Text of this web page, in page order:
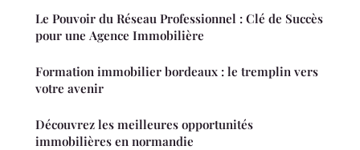
Le Pouvoir du Réseau Professionnel : Clé de Succès
pour une Agence Immobilière
Formation immobilier bordeaux : le tremplin vers
votre avenir
Découvrez les meilleures opportunités
immobilières en normandie